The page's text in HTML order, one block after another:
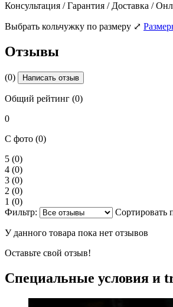
Консультация / Гарантия / Доставка /
Выбрать кольчужку по размеру ⤢
Отзывы
(0) Написать отзыв
Общий рейтинг (0)
0
С фото (0)
5 (0)
4 (0)
3 (0)
2 (0)
1 (0)
Фильтр:
Сортировать
У данного товара пока нет отзывов
Оставьте свой отзыв!
Специальные условия и